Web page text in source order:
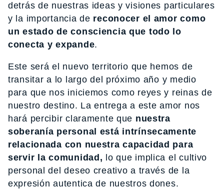
detrás de nuestras ideas y visiones particulares
y la importancia de reconocer el amor como
un estado de consciencia que todo lo
conecta y expande.
Este será el nuevo territorio que hemos de
transitar a lo largo del próximo año y medio
para que nos iniciemos como reyes y reinas de
nuestro destino. La entrega a este amor nos
hará percibir claramente que nuestra
soberanía personal está intrínsecamente
relacionada con nuestra capacidad para
servir la comunidad, lo que implica el cultivo
personal del deseo creativo a través de la
expresión autentica de nuestros dones.